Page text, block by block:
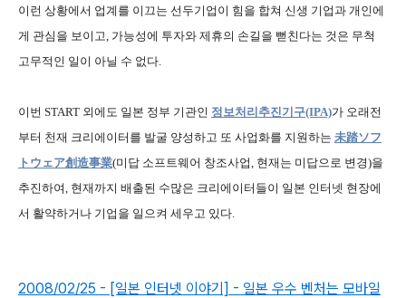
이런 상황에서 업계를 이끄는 선두기업이 힘을 합쳐 신생 기업과 개인에
게 관심을 보이고, 가능성에 투자와 제휴의 손길을 뻗친다는 것은 무척
고무적인 일이 아닐 수 없다.
이번 START 외에도 일본 정부 기관인 정보처리추진기구(IPA)가 오래전
부터 천재 크리에이터를 발굴 양성하고 또 사업화를 지원하는 未踏ソフ
トウェア創造事業(미답 소프트웨어 창조사업, 현재는 미답으로 변경)을
추진하여, 현재까지 배출된 수많은 크리에이터들이 일본 인터넷 현장에
서 활약하거나 기업을 일으켜 세우고 있다.
2008/02/25 - [일본 인터넷 이야기] - 일본 우수 벤처는 모바일